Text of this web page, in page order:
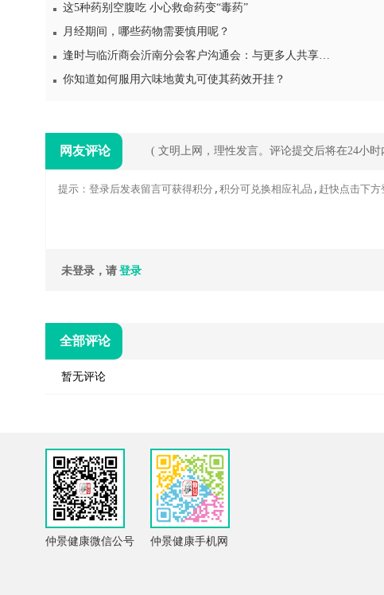
这5种药别空腹吃 小心救命药变“毒药”
月经期间，哪些药物需要慎用呢？
逢时与临沂商会沂南分会客户沟通会：与更多人共享大健康发展红利
你知道如何服用六味地黄丸可使其药效开挂？
网友评论 ( 文明上网，理性发言。评论提交后将在24小
未登录，请 登录
全部评论
暂无评论
仲景健康微信公号 仲景健康手机网